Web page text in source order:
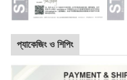
প্যাকেজিং ও শিপিং